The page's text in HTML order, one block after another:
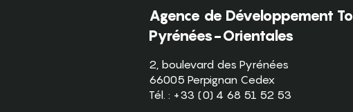
Agence de Développement
Pyrénées-Orientales
2, boulevard des Pyrénées
66005 Perpignan Cedex
Tél. : +33 (0) 4 68 51 52 53